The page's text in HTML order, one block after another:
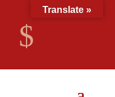
$
Translate »